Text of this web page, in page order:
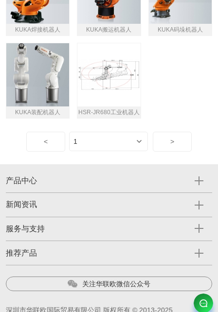
KUKA焊接机器人 KUKA搬运机器人 KUKA码垛机器人
KUKA装配机器人 HSR-JR680工业机器人
< >
产品中心
新闻资讯
服务与支持
推荐产品
关注华联欧微信公众号
深圳市华联欧国际贸易有限公司 版权所有 © 2013-2025